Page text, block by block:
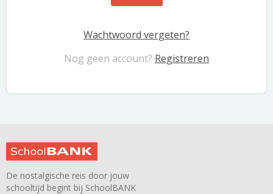
Wachtwoord vergeten?
Nog geen account? Registreren
De nostalgische reis door jouw
schooltijd begint bij SchoolBANK